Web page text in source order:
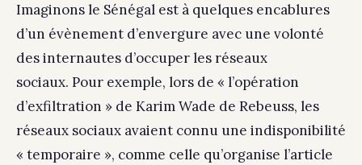
Imaginons le Sénégal est à quelques encablures
d’un évènement d’envergure avec une volonté
des internautes d’occuper les réseaux
sociaux. Pour exemple, lors de « l’opération
d’exfiltration » de Karim Wade de Rebeuss, les
réseaux sociaux avaient connu une indisponibilité
« temporaire », comme celle qu’organise l’article